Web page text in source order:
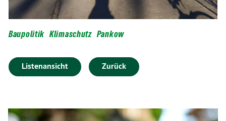
Baupolitik Klimaschutz Pankow
Listenansicht Zurück